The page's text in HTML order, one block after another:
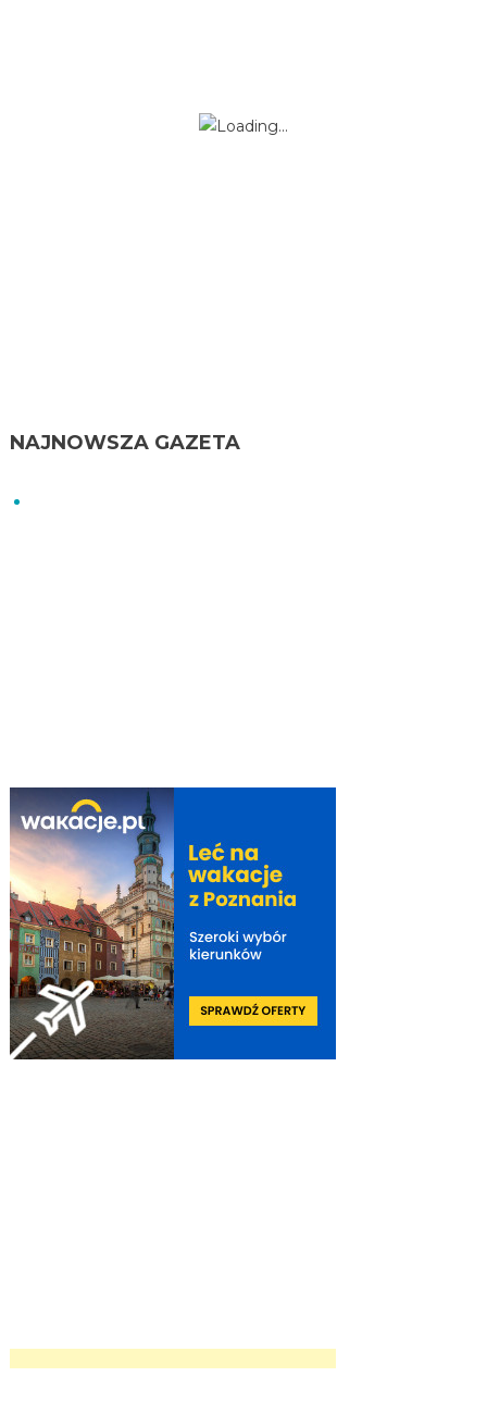
NAJNOWSZA GAZETA